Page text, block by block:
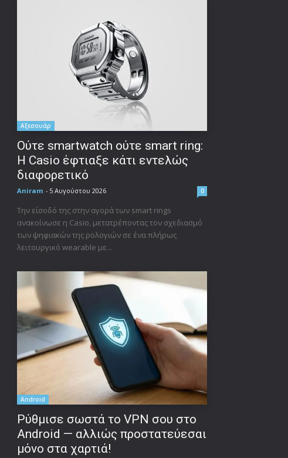
Αξεσουάρ
Ούτε smartwatch ούτε smart ring:
Η Casio έφτιαξε κάτι εντελώς
διαφορετικό
Aniram - 5 Αυγούστου 2026 0
Την είσοδό της στην αγορά των smart rings
ανακοίνωσε η Casio, μετατρέποντας τον σχεδιασμό
των ψηφιακών της ρολογιών σε ένα πλήρως
λειτουργικό wearable με...
Android
Ρύθμισε σωστά το VPN σου στο
Android — αλλιώς προστατεύεσαι
μόνο στα χαρτιά!